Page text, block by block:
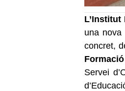
una nova
concret,
Servei